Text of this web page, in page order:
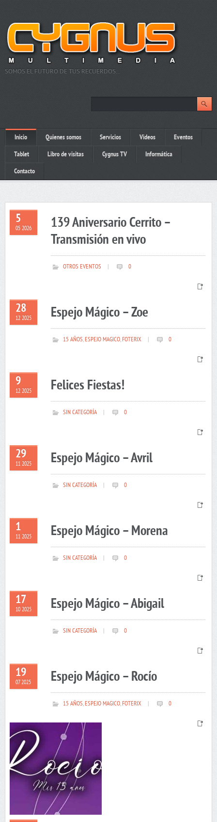
SOMOS EL FUTURO DE TUS RECUERDOS…
Inicio Quienes somos Servicios Videos Eventos
Tablet Libro de visitas Cygnus TV Informática
Contacto
5
05 2026
139 Aniversario Cerrito –
Transmisión en vivo
OTROS EVENTOS 0
28
12 2025 Espejo Mágico – Zoe
15 AÑOS,ESPEJO MAGICO,FOTERIX 0
9
12 2025 Felices Fiestas!
SIN CATEGORÍA 0
29
11 2025 Espejo Mágico – Avril
SIN CATEGORÍA 0
1
11 2025 Espejo Mágico – Morena
SIN CATEGORÍA 0
17
10 2025 Espejo Mágico – Abigail
SIN CATEGORÍA 0
19
07 2025 Espejo Mágico – Rocío
15 AÑOS,ESPEJO MAGICO,FOTERIX 0